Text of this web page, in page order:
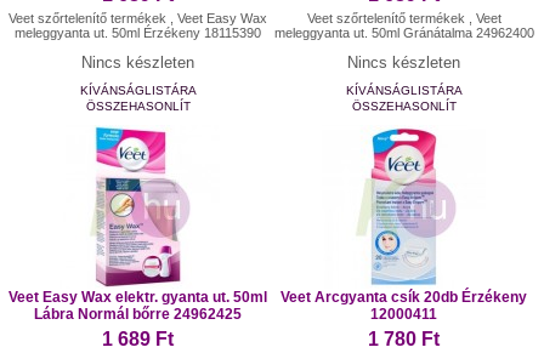
Veet szőrtelenítő termékek , Veet Easy Wax
meleggyanta ut. 50ml Érzékeny 18115390
Nincs készleten
KÍVÁNSÁGLISTÁRA
ÖSSZEHASONLÍT
Veet szőrtelenítő termékek , Veet
meleggyanta ut. 50ml Gránátalma 24962400
Nincs készleten
KÍVÁNSÁGLISTÁRA
ÖSSZEHASONLÍT
Veet Easy Wax elektr. gyanta ut. 50ml
Lábra Normál bőrre 24962425
1 689 Ft
Veet Arcgyanta csík 20db Érzékeny
12000411
1 780 Ft